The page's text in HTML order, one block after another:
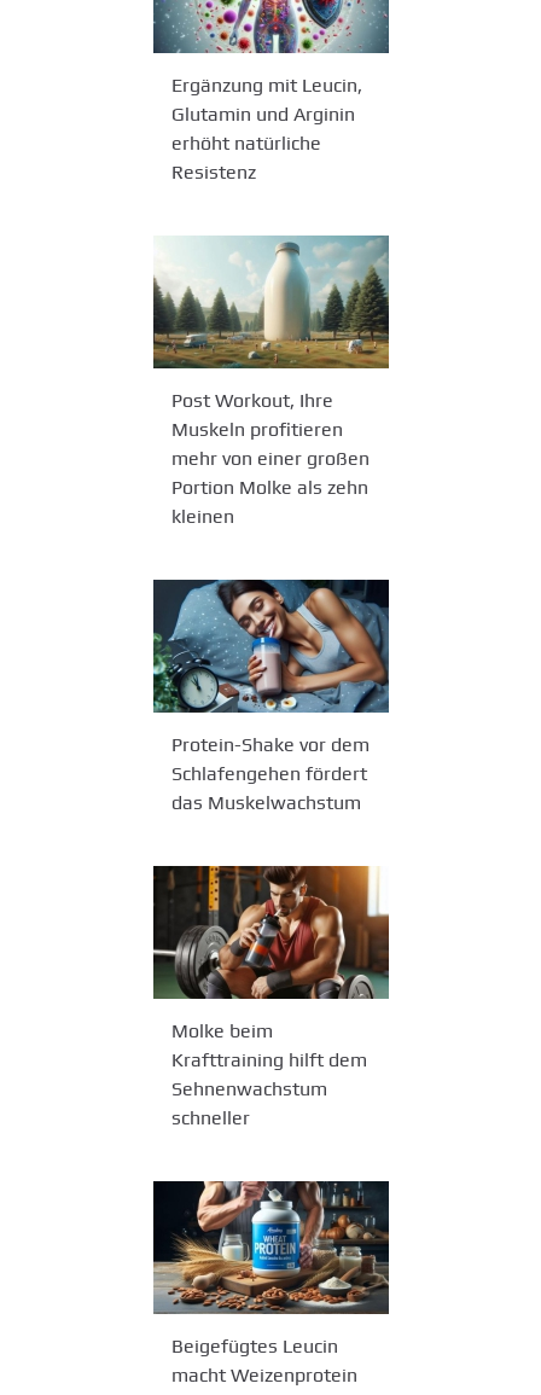
Ergänzung mit Leucin,
Glutamin und Arginin
erhöht natürliche
Resistenz
Post Workout, Ihre
Muskeln profitieren
mehr von einer großen
Portion Molke als zehn
kleinen
Protein-Shake vor dem
Schlafengehen fördert
das Muskelwachstum
Molke beim
Krafttraining hilft dem
Sehnenwachstum
schneller
Beigefügtes Leucin
macht Weizenprotein